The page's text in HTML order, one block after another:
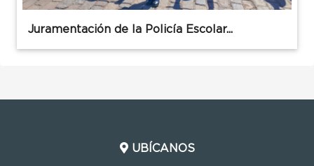
Juramentación de la Policía Escolar...
UBÍCANOS